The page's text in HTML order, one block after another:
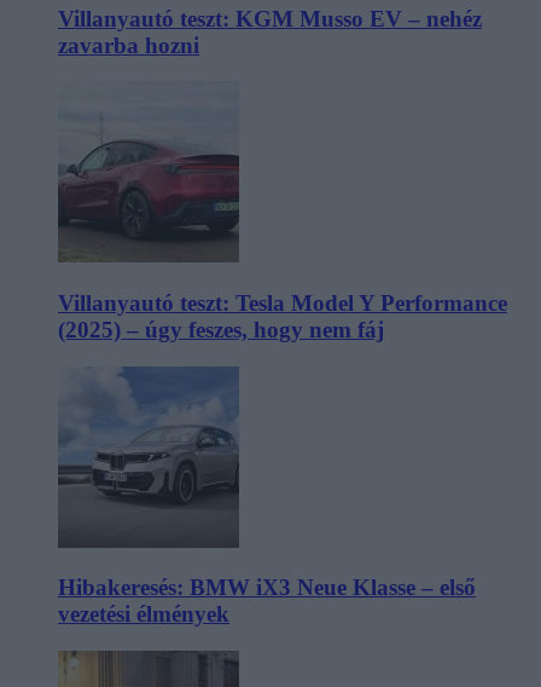
Villanyautó teszt: KGM Musso EV – nehéz
zavarba hozni
Villanyautó teszt: Tesla Model Y Performance
(2025) – úgy feszes, hogy nem fáj
Hibakeresés: BMW iX3 Neue Klasse – első
vezetési élmények